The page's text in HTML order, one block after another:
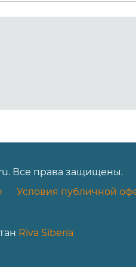
Все права защищены.
Условия публичной
Riva Siberia